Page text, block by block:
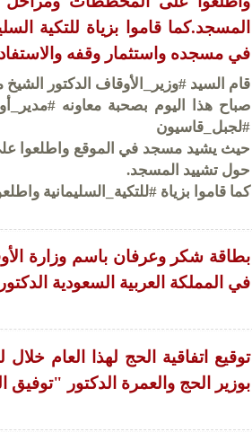
المسجد.كما قاموا بزياة للتكية
في مسجده واستثمار وقفه
قام السيد #وزير_الأوقاف الدكتور
صباح هذا اليوم بصحبة معاونه
#لجبل_قاسيون
حيث يشيد مسجد في الموقع واطلعوا
حول تشييد المسجد.
كما قاموا بزياة #للتكية_السليمانية
بطاقة شكر وعرفان باسم وزارة
في المملكة العربية السعودية
توقيع اتفاقية الحج لهذا العام
بوزير الحج والعمرة الدكتور